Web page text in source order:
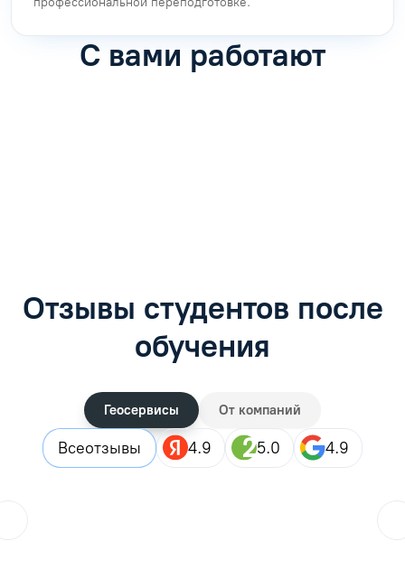
С вами работают
Отзывы студентов после
обучения
Геосервисы От компаний
Всеотзывы 4.9 5.0 4.9